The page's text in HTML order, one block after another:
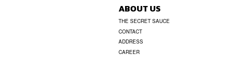
ABOUT US
THE SECRET SAUCE
CONTACT
ADDRESS
CAREER